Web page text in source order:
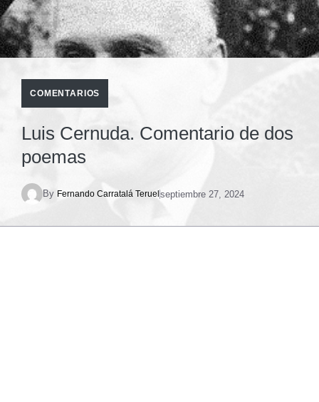
COMENTARIOS
Luis Cernuda. Comentario de dos
poemas
By Fernando Carratalá Teruel septiembre 27, 2024